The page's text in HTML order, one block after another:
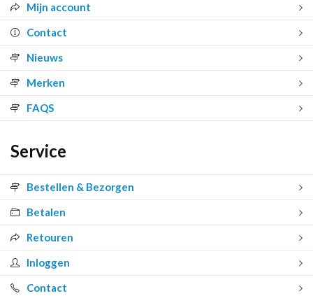
Mijn account
Contact
Nieuws
Merken
FAQS
Service
Bestellen & Bezorgen
Betalen
Retouren
Inloggen
Contact